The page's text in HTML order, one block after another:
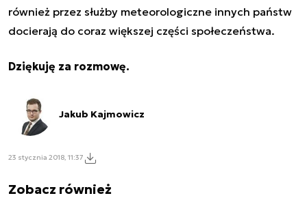
również przez służby meteorologiczne innych państw
docierają do coraz większej części społeczeństwa.
Dziękuję za rozmowę.
Jakub Kajmowicz
23 stycznia 2018, 11:37
Zobacz również